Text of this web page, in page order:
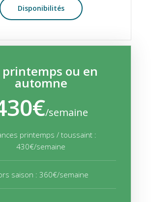
Disponibilités
printemps ou en
automne
/semaine
printemps / toussaint :
430€/semaine
saison : 360€/semaine